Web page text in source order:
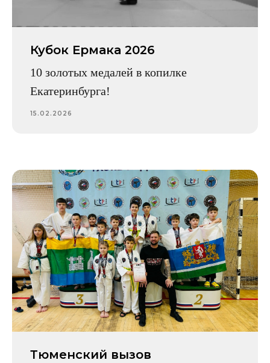
Кубок Ермака 2026
10 золотых медалей в копилке
Екатеринбурга!
15.02.2026
Тюменский вызов
© 2025 СВЕРДЛОВСКАЯ ОБЛАСТНАЯ
ТХЭКВОНДО ЧАНГ-ХОН (ICTF)